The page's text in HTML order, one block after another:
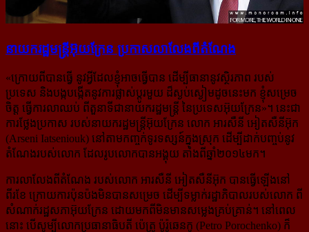
នាយក​រដ្ឋមន្ត្រី​​អ៊ុយក្រែន ប្រកាស​​លា​លែង​​ពី​​តំណែង
«ក្រោយពីបានធ្វើ នូវអ្វីដែលខ្ញុំអាចធ្វើបាន ដើម្បីធានានូវស្ថិរភាព របស់
ប្រទេស និងបង្កបង្កើត​នូវការផ្លាស់ប្ដូរ​មួយ ដ៏​ស្ងប់ស្ងៀម​ដូចនេះ​មក ខ្ញុំសម្រេច
ចិត្ត ធ្វើការលាឈប់ ពីតួនាទីជានាយករដ្ឋមន្ត្រី នៃប្រទេស​អ៊ុយក្រែន»។ នេះជា
ការថ្លែងប្រកាស របស់​នាយករដ្ឋមន្ត្រី​អ៊ុយក្រែន លោក អារសឺនី អៀតសឺនីអ៊ុក
(Arseni Iatseniouk) នៅតាមកញ្ចក់ទូរទស្សន៍ក្នុងស្រុក ដើម្បីដាក់​បញ្ចប់​នូវ​
តំណែង​របស់​លោក ដែលរូបលោក​បាន​អង្គុយ តាំង​ពី​ឆ្នាំ​២០១៤មក។
ការលាលែងពីតំណែង របស់លោក អារសឺនី អៀតសឺនីអ៊ុក បានធ្វើឡើងនៅ
ពីរខែ ក្រោយការប៉ុនប៉ង​មិន​បាន​សម្រេច ដើម្បីទម្លាក់រដ្ឋាភិបាលរបស់លោក ពី
សំណាក់រដ្ឋសភាអ៊ុយក្រែន ដោយមកពី​មិនមាន​សម្លេង​គ្រប់​គ្រាន់។ នៅពេល
នោះ បើសូម្បីលោកប្រធានាធិបតី ប៉េត្រូ ប៉ូរ៉ូឆេនកូ (Petro Porochenko) ក៏​